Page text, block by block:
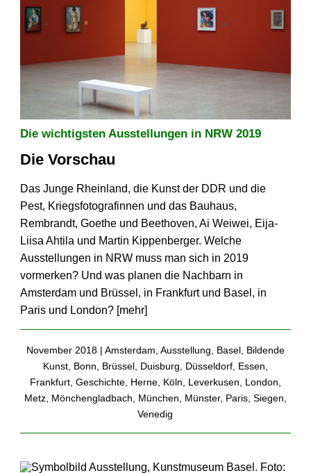
Die wichtigsten Ausstellungen in NRW 2019
Die Vorschau
Das Junge Rheinland, die Kunst der DDR und die
Pest, Kriegsfotografinnen und das Bauhaus,
Rembrandt, Goethe und Beethoven, Ai Weiwei, Eija-
Liisa Ahtila und Martin Kippenberger. Welche
Ausstellungen in NRW muss man sich in 2019
vormerken? Und was planen die Nachbarn in
Amsterdam und Brüssel, in Frankfurt und Basel, in
Paris und London? [mehr]
November 2018 | Amsterdam Ausstellung Basel, Bildende
Kunst, Bonn Brüssel, Duisburg Düsseldorf, Essen
Frankfurt, Geschichte, Herne, Köln Leverkusen London
Metz, Mönchengladbach München Münster, Paris, Siegen
Venedig